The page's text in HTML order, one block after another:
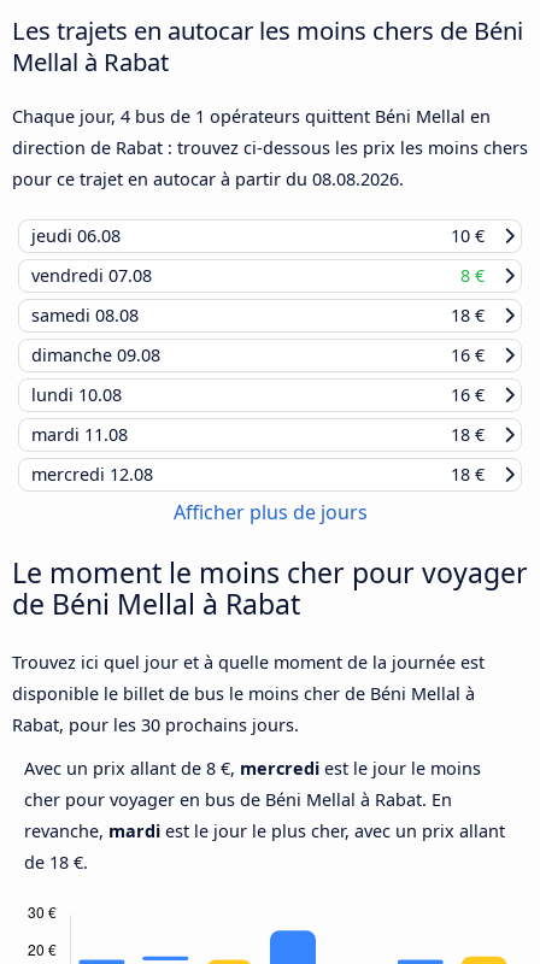
Les trajets en autocar les moins chers de Béni
Mellal à Rabat
Chaque jour, 4 bus de 1 opérateurs quittent Béni Mellal en
direction de Rabat : trouvez ci-dessous les prix les moins chers
pour ce trajet en autocar à partir du 08.08.2026.
jeudi 06.08
10 €
vendredi 07.08
8 €
samedi 08.08
18 €
dimanche 09.08
16 €
lundi 10.08
16 €
mardi 11.08
18 €
mercredi 12.08 18 €
Afficher plus de jours
Le moment le moins cher pour voyager
de Béni Mellal à Rabat
Trouvez ici quel jour et à quelle moment de la journée est
disponible le billet de bus le moins cher de Béni Mellal à
Rabat, pour les 30 prochains jours.
Avec un prix allant de 8 €, mercredi est le jour le moins
cher pour voyager en bus de Béni Mellal à Rabat. En
revanche, mardi est le jour le plus cher, avec un prix allant
de 18 €.